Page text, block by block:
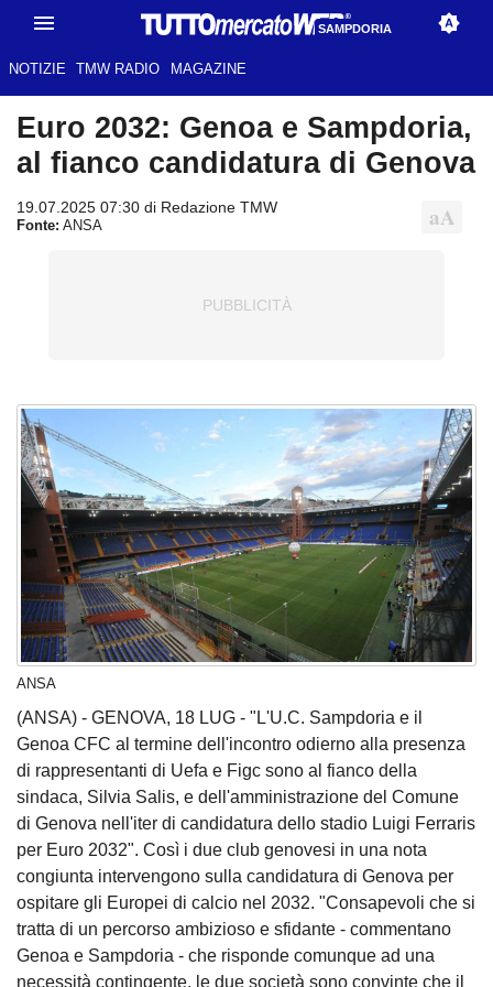
SAMPDORIA
NOTIZIE TMW RADIO MAGAZINE
Euro 2032: Genoa e Sampdoria,
al fianco candidatura di Genova
19.07.2025 07:30 di Redazione TMW
Fonte: ANSA
ANSA
(ANSA) - GENOVA, 18 LUG - "L'U.C. Sampdoria e il
Genoa CFC al termine dell'incontro odierno alla presenza
di rappresentanti di Uefa e Figc sono al fianco della
sindaca, Silvia Salis, e dell'amministrazione del Comune
di Genova nell'iter di candidatura dello stadio Luigi Ferraris
per Euro 2032". Così i due club genovesi in una nota
congiunta intervengono sulla candidatura di Genova per
ospitare gli Europei di calcio nel 2032. "Consapevoli che si
tratta di un percorso ambizioso e sfidante - commentano
Genoa e Sampdoria - che risponde comunque ad una
necessità contingente, le due società sono convinte che il